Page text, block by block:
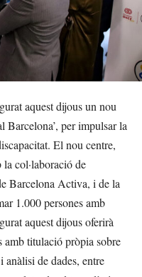
aquest dijous un nou
Barcelona’, per impulsar la
El nou centre,
col·laboració de
Barcelona Activa, i de la
1.000 persones amb
aquest dijous oferirà
amb titulació pròpia sobre
de dades, entre